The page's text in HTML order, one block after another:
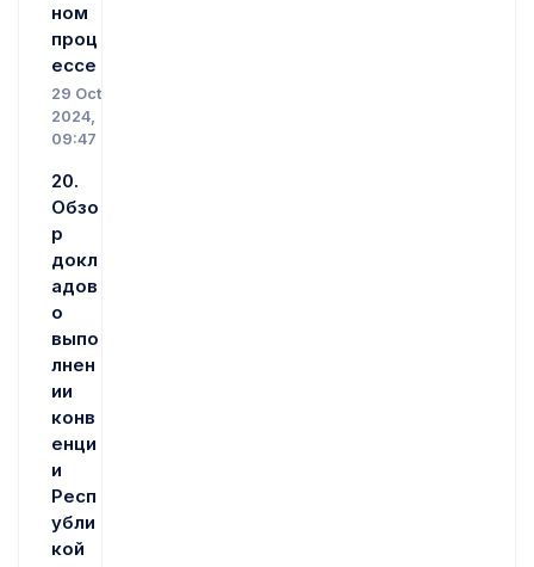
ном
проц
ессе
29 Oct
2024,
09:47
20.
Обзо
р
докл
адов
о
выпо
лнен
ии
конв
енци
и
Респ
убли
кой